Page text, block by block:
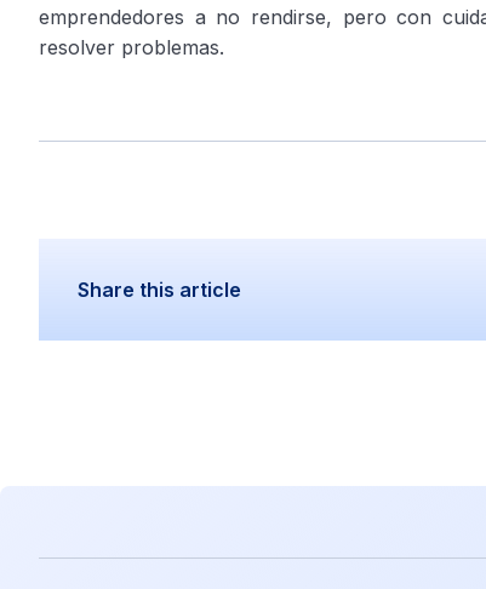
emprendedores a no rendirse, pero con
resolver problemas.
Share this article